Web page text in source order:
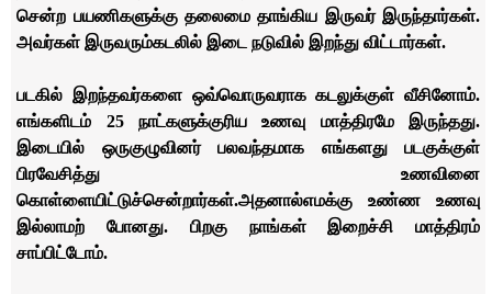
சென்ற பயணிகளுக்கு தலைமை தாங்கிய இருவர் இருந்தார்கள்.
அவர்கள் இருவரும்கடலில் இடை நடுவில் இறந்து விட்டார்கள்.
படகில் இறந்தவர்களை ஒவ்வொருவராக கடலுக்குள் வீசினோம்.
எங்களிடம் 25 நாட்களுக்குரிய உணவு மாத்திரமே இருந்தது.
இடையில் ஒருகுழுவினர் பலவந்தமாக எங்களது படகுக்குள்
பிரவேசித்து உணவினை
கொள்ளையிட்டுச்சென்றார்கள்.அதனால்எமக்கு உண்ண உணவு
இல்லாமற் போனது. பிறகு நாங்கள் இறைச்சி மாத்திரம்
சாப்பிட்டோம்.